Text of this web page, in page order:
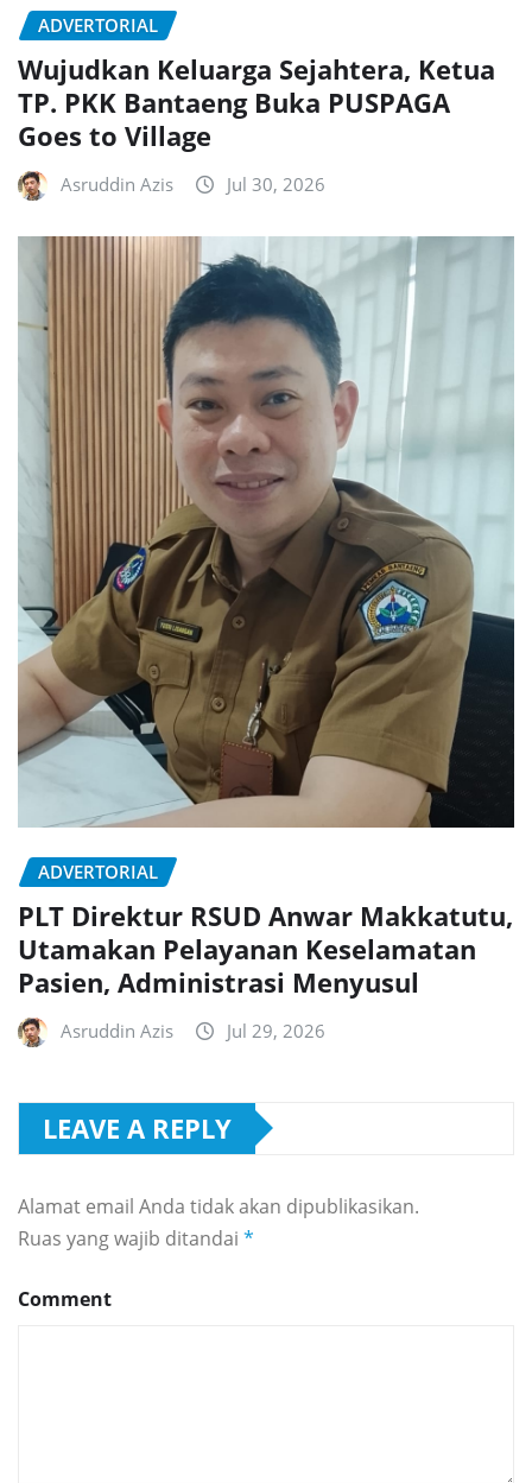
ADVERTORIAL
Wujudkan Keluarga Sejahtera, Ketua
TP. PKK Bantaeng Buka PUSPAGA
Goes to Village
Asruddin Azis Jul 30, 2026
ADVERTORIAL
PLT Direktur RSUD Anwar Makkatutu,
Utamakan Pelayanan Keselamatan
Pasien, Administrasi Menyusul
Asruddin Azis Jul 29, 2026
LEAVE A REPLY
Alamat email Anda tidak akan dipublikasikan.
Ruas yang wajib ditandai *
Comment